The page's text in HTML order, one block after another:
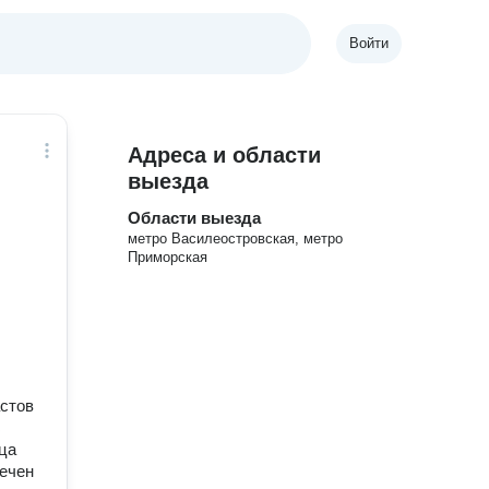
Войти
Адреса и области
выезда
Области выезда
метро Василеостровская, метро
Приморская